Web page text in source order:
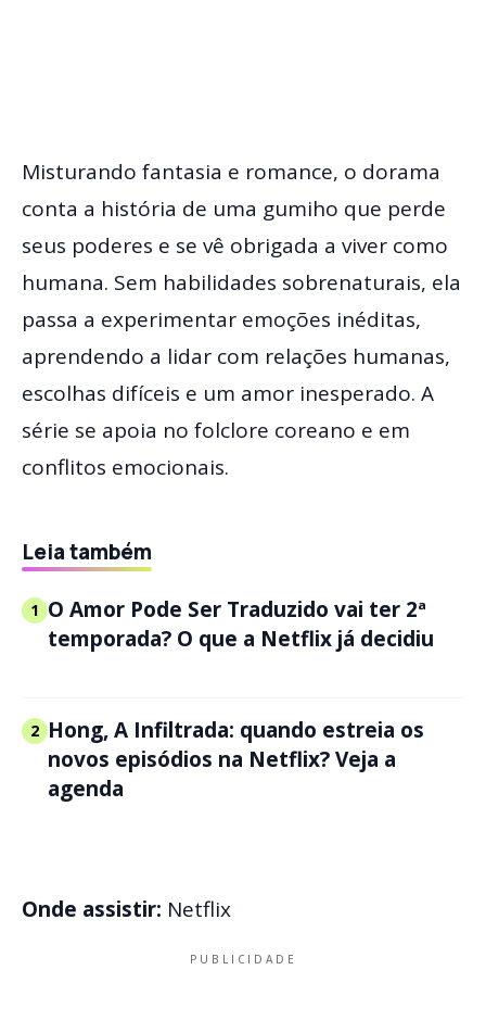
Misturando fantasia e romance, o dorama
conta a história de uma gumiho que perde
seus poderes e se vê obrigada a viver como
humana. Sem habilidades sobrenaturais, ela
passa a experimentar emoções inéditas,
aprendendo a lidar com relações humanas,
escolhas difíceis e um amor inesperado. A
série se apoia no folclore coreano e em
conflitos emocionais.
Leia também
1 O Amor Pode Ser Traduzido vai ter 2ª
temporada? O que a Netflix já decidiu
2 Hong, A Infiltrada: quando estreia os
novos episódios na Netflix? Veja a
agenda
Onde assistir: Netflix
PUBLICIDADE